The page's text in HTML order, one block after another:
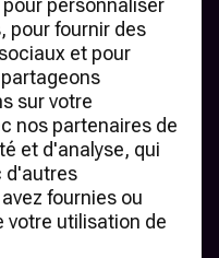
personnaliser
pour fournir des
et pour
sur votre
nos partenaires de
et d'analyse, qui
d'autres
fournies ou
votre utilisation de
2026,
à
Top-100 pour
lors de l'événement
au Dauphine